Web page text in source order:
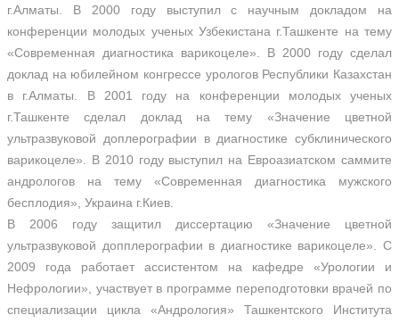
г.Алматы. В 2000 году выступил с научным докладом на
конференции молодых ученых Узбекистана г.Ташкенте на тему
«Современная диагностика варикоцеле». В 2000 году сделал
доклад на юбилейном конгрессе урологов Республики Казахстан
в г.Алматы. В 2001 году на конференции молодых ученых
г.Ташкенте сделал доклад на тему «Значение цветной
ультразвуковой доплерографии в диагностике субклинического
варикоцеле». В 2010 году выступил на Евроазиатском саммите
андрологов на тему «Современная диагностика мужского
бесплодия», Украина г.Киев.
В 2006 году защитил диссертацию «Значение цветной
ультразвуковой допплерографии в диагностике варикоцеле». С
2009 года работает ассистентом на кафедре «Урологии и
Нефрологии», участвует в программе переподготовки врачей по
специализации цикла «Андрология» Ташкентского Института